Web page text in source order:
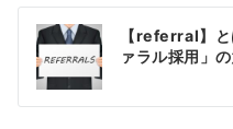
【referral】
ァラル採用」